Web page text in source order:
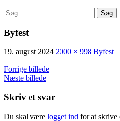
Søg
efter:
Byfest
19. august 2024 2000 × 998 Byfest
Forrige billede
Næste billede
Skriv et svar
Du skal være logget ind for at skrive